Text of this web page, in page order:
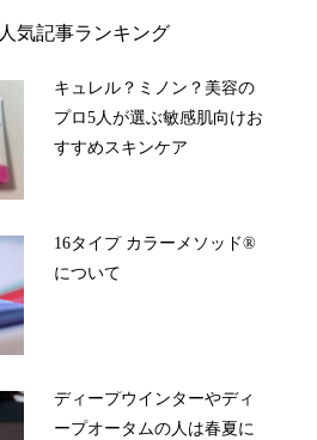
人気記事ランキング
キュレル？ミノン？美容の
プロ5人が選ぶ敏感肌向けお
すすめスキンケア
16タイプ カラーメソッド®
について
ディープウインターやディ
ープオータムの人は春夏に